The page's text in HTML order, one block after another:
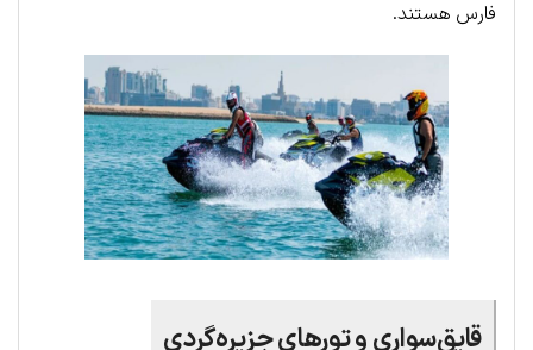
فارس هستند.
قایق‌سواری و تورهای جزیره‌گردی